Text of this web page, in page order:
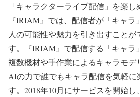
「キャラクターライブ配信」を楽し
『IRIAM』では、配信者が「キャ
人の可能性や魅力を引き出すことが
す。『IRIAM』で配信する「キャラ
複数機材や手作業によるキャラモデ
AIの力で誰でもキャラ配信を気軽に
す。2018年10月にサービスを開始し